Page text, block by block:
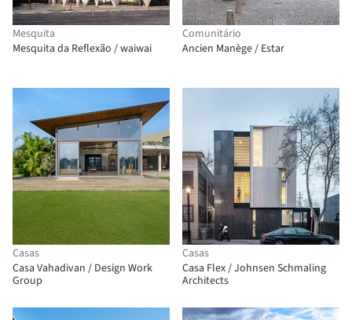
Mesquita
Mesquita da Reflexão / waiwai
Comunitário
Ancien Manège / Estar
Casas
Casa Vahadivan / Design Work
Group
Casas
Casa Flex / Johnsen Schmaling
Architects